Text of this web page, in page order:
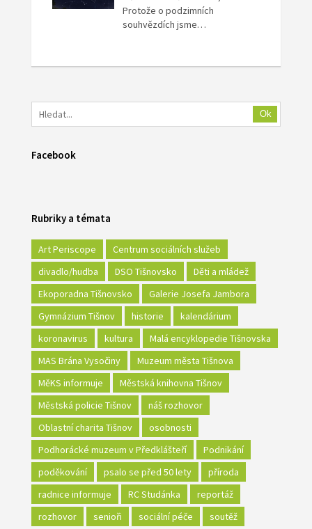
Protože o podzimních
souhvězdích jsme…
Ok
Facebook
Rubriky a témata
Art Periscope
Centrum sociálních služeb
divadlo/hudba
DSO Tišnovsko
Děti a mládež
Ekoporadna Tišnovsko
Galerie Josefa Jambora
Gymnázium Tišnov
historie
kalendárium
koronavirus
kultura
Malá encyklopedie Tišnovska
MAS Brána Vysočiny
Muzeum města Tišnova
MěKS informuje
Městská knihovna Tišnov
Městská policie Tišnov
náš rozhovor
Oblastní charita Tišnov
osobnosti
Podhorácké muzeum v Předklášteří
Podnikání
poděkování
psalo se před 50 lety
příroda
radnice informuje
RC Studánka
reportáž
rozhovor
senioři sociální péče
soutěž